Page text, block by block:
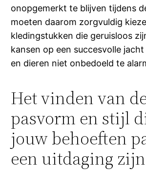
onopgemerkt te blijven tijdens
moeten daarom zorgvuldig
kledingstukken die geruisloos
kansen op een succesvolle
en dieren niet onbedoeld te
Het vinden van
pasvorm en stijl
jouw behoeften
een uitdaging